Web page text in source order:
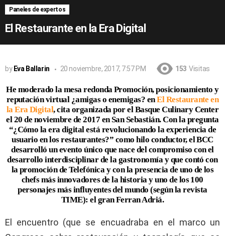
Paneles de expertos
El Restaurante en la Era Digital
by Eva Ballarin 20 noviembre, 2017, 7:57 PM 153 Visitas
He moderado la mesa redonda Promoción, posicionamiento y
reputación virtual ¿amigas o enemigas? enEl Restaurante en
la Era Digital, cita organizada por el Basque Culinary Center
el 20 de noviembre de 2017 en San Sebastián. Con la pregunta
“¿Cómo la era digital está revolucionando la experiencia de
usuario en los restaurantes?” como hilo conductor, el BCC
desarrolló un evento único que nace del compromiso con el
desarrollo interdisciplinar de la gastronomía y que contó con
la promoción de Telefónica y con la presencia de uno de los
chefs más innovadores de la historia y uno de los 100
personajes más influyentes del mundo (según la revista
TIME): el gran Ferran Adriá.
El encuentro (que se encuadraba en el marco un